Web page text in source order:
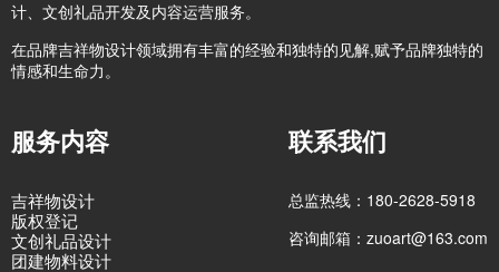
计、文创礼品开发及内容运营服务。
在品牌吉祥物设计领域拥有丰富的经验和独特的见解,赋予品牌独特的
情感和生命力。
服务内容
吉祥物设计
版权登记
文创礼品设计
团建物料设计
联系我们
总监热线：180-2628-5918
咨询邮箱：zuoart@163.com